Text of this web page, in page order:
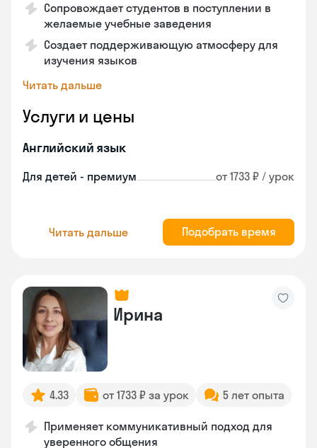
Сопровождает студентов в поступлении в
желаемые учебные заведения
Создает поддерживающую атмосферу для
изучения языков
Читать дальше
Услуги и цены
Английский язык
Для детей - премиум от 1733 ₽ / урок
Читать дальше Подобрать время
Ирина
4.33 от 1733 ₽ за урок 5 лет опыта
Применяет коммуникативный подход для
уверенного общения